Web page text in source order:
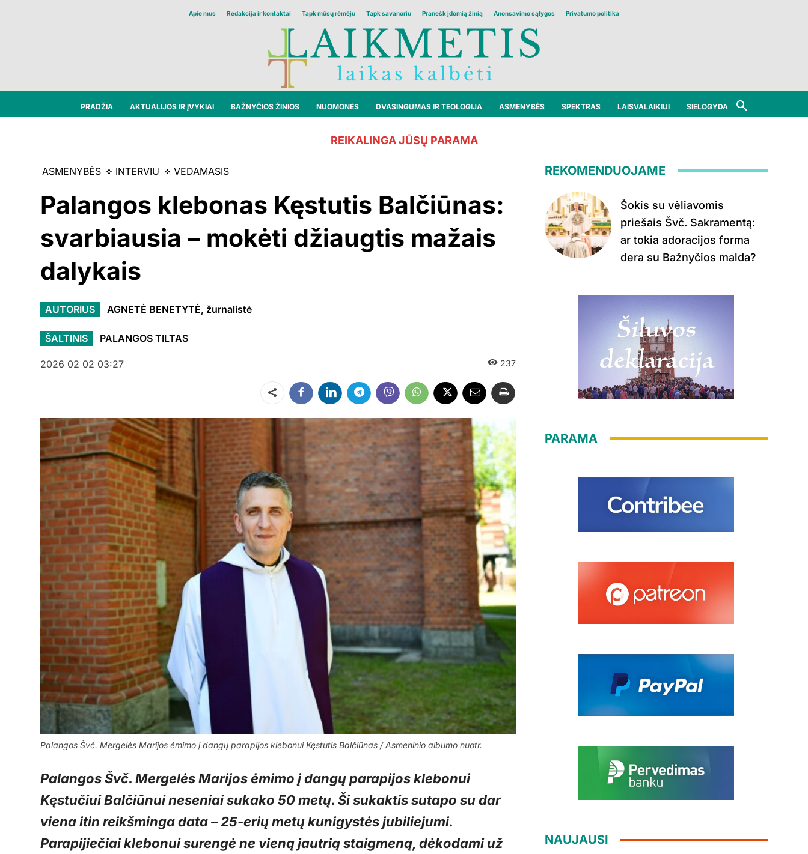
Apie mus Redakcija ir kontaktai Tapk mūsų rėmėju Tapk savanoriu Pranešk įdomią žinią Anonsavimo sąlygos Privatumo politika
PRADŽIA AKTUALIJOS IR ĮVYKIAI BAŽNYČIOS ŽINIOS NUOMONĖS DVASINGUMAS IR TEOLOGIJA ASMENYBĖS SPEKTRAS LAISVALAIKIUI SIELOGYDA
REIKALINGA JŪSŲ PARAMA
ASMENYBĖS INTERVIU VEDAMASIS
Palangos klebonas Kęstutis Balčiūnas:
svarbiausia – mokėti džiaugtis mažais
dalykais
AUTORIUS AGNETĖ BENETYTĖ, žurnalistė
ŠALTINIS PALANGOS TILTAS
2026 02 02 03:27 237
Dalintis
Palangos Švč. Mergelės Marijos ėmimo į dangų parapijos klebonui Kęstutis Balčiūnas / Asmeninio albumo nuotr.
Palangos Švč. Mergelės Marijos ėmimo į dangų parapijos klebonui
Kęstučiui Balčiūnui neseniai sukako 50 metų. Ši sukaktis sutapo su dar
viena itin reikšminga data – 25-erių metų kunigystės jubiliejumi.
Parapijiečiai klebonui surengė ne vieną jautrią staigmeną, dėkodami už
REKOMENDUOJAME
Šokis su vėliavomis
priešais Švč. Sakramentą:
ar tokia adoracijos forma
dera su Bažnyčios malda?
PARAMA
NAUJAUSI